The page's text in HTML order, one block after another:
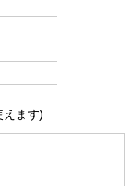
えます)